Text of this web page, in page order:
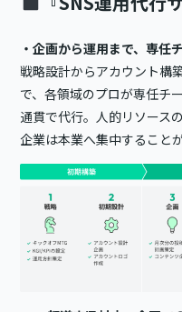
・企画から運用まで、専任
戦略設計からアカウント構
で、各領域のプロが専任チ
通貫で代行。人的リソース
企業は本業へ集中すること